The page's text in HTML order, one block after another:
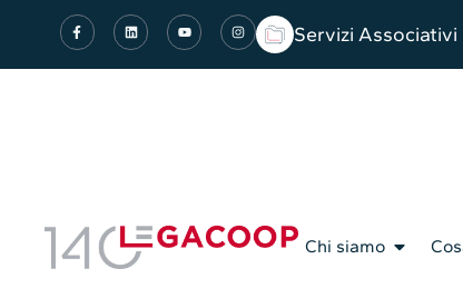
Servizi Associativi
Chi siamo